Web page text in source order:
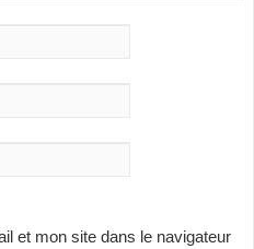
et mon site dans le navigateur